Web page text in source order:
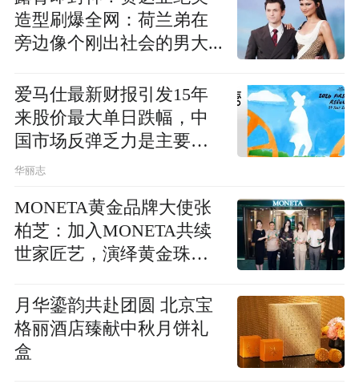
造型刷爆全网：荷兰弟在
旁边像个刚出社会的男大...
爱马仕最新财报引发15年
来股价最大单日跌幅，中
国市场反弹乏力是主要诱
因
华丽志
MONETA黄金品牌大使张
柏芝：加入MONETA共续
世家匠艺，演绎黄金珠宝
月华鎏韵共赴团圆 北京宝
格丽酒店臻献中秋月饼礼
盒